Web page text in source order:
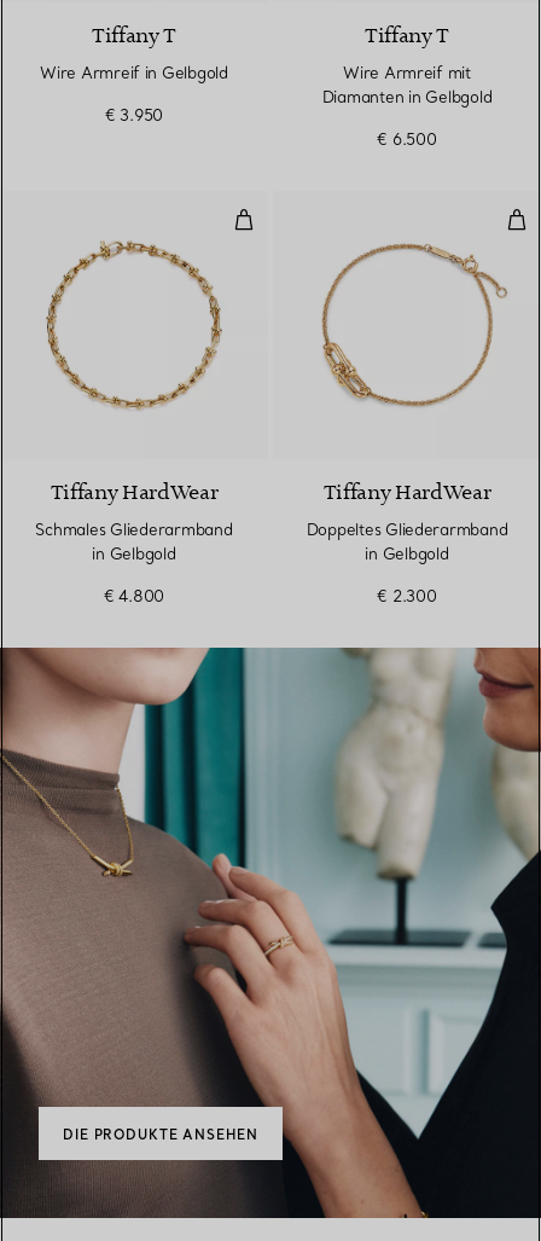
Tiffany T
Wire Armreif in Gelbgold
€ 3.950
Tiffany T
Wire Armreif mit
Diamanten in Gelbgold
€ 6.500
Schmales Gliederarmband in
Tiffany HardWear
Schmales Gliederarmband
in Gelbgold
€ 4.800
Tiffany HardWear
Doppeltes Gliederarmband
in Gelbgold
€ 2.300
DIE PRODUKTE ANSEHEN